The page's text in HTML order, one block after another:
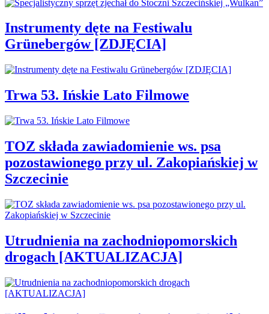
Instrumenty dęte na Festiwalu
Grünebergów [ZDJĘCIA]
Trwa 53. Ińskie Lato Filmowe
TOZ składa zawiadomienie ws. psa
pozostawionego przy ul. Zakopiańskiej w
Szczecinie
Utrudnienia na zachodniopomorskich
drogach [AKTUALIZACJA]